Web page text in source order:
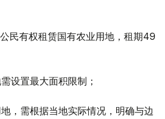
民有权租赁国有农业用地，租期49
设置最大面积限制；
，需根据当地实际情况，明确与边